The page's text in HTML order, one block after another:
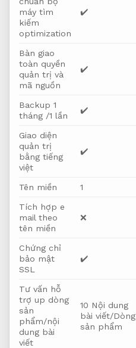
máy tìm
kiếm
optimization
✔️
Bàn giao
toàn quyền
quản trị và
mã nguồn
✔️
Backup 1
tháng /1 lần
✔️
Giao diện
quản trị
bằng tiếng
việt
✔️
Tên miền 1
Tích hợp e
mail theo
tên miền
❌
Chứng chỉ
bảo mật
SSL
✔️
Tư vấn hỗ
trợ up dòng
sản
phẩm/nội
dung bài
viết
10 Nội dung
bài viết/Dòng
sản phẩm